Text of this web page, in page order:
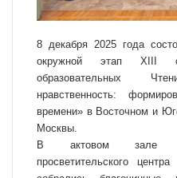
8 декабря 2025 года
окружной этап XIII
образовательных
нравственность:
времени» в Восточном и
Москвы.
В актовом зале
просветительского